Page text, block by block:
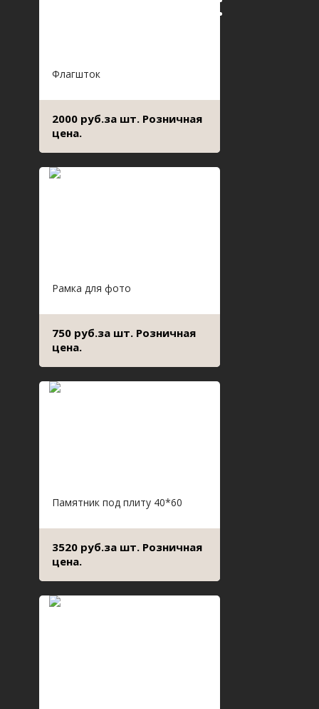
Флагшток
2000 руб.за шт. Розничная
цена.
Рамка для фото
750 руб.за шт. Розничная
цена.
Памятник под плиту 40*60
3520 руб.за шт. Розничная
цена.